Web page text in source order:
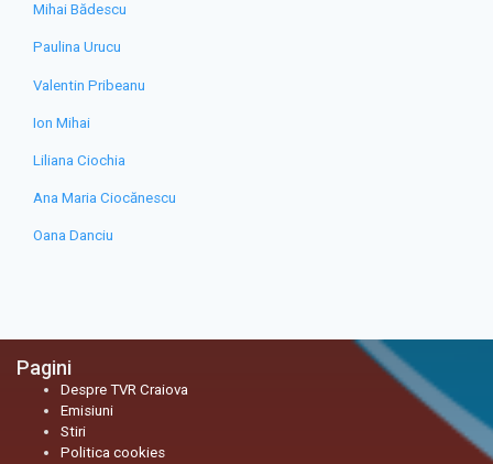
Mihai Bădescu
Paulina Urucu
Valentin Pribeanu
Ion Mihai
Liliana Ciochia
Ana Maria Ciocănescu
Oana Danciu
Pagini
Despre TVR Craiova
Emisiuni
Stiri
Politica cookies